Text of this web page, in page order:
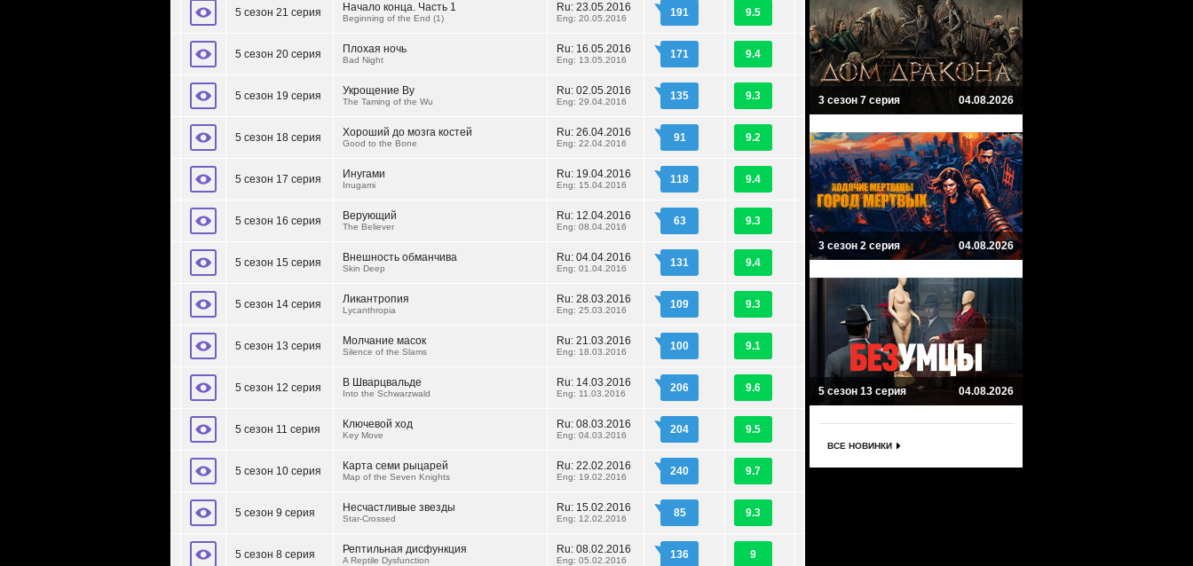
5 сезон 21 серия Начало конца. Часть 1
Beginning of the End (1)
Ru: 23.05.2016
Eng: 20.05.2016 191 9.5
5 сезон 20 серия Плохая ночь
Bad Night
Ru: 16.05.2016
Eng: 13.05.2016 171 9.4
5 сезон 19 серия Укрощение Ву
The Taming of the Wu
Ru: 02.05.2016
Eng: 29.04.2016 135 9.3
5 сезон 18 серия Хороший до мозга костей
Good to the Bone
Ru: 26.04.2016
Eng: 22.04.2016 91 9.2
5 сезон 17 серия Инугами
Inugami
Ru: 19.04.2016
Eng: 15.04.2016 118 9.4
5 сезон 16 серия Верующий
The Believer
Ru: 12.04.2016
Eng: 08.04.2016 63 9.3
5 сезон 15 серия Внешность обманчива
Skin Deep
Ru: 04.04.2016
Eng: 01.04.2016 131 9.4
5 сезон 14 серия Ликантропия
Lycanthropia
Ru: 28.03.2016
Eng: 25.03.2016 109 9.3
5 сезон 13 серия Молчание масок
Silence of the Slams
Ru: 21.03.2016
Eng: 18.03.2016 100 9.1
5 сезон 12 серия В Шварцвальде
Into the Schwarzwald
Ru: 14.03.2016
Eng: 11.03.2016 206 9.6
5 сезон 11 серия Ключевой ход
Key Move
Ru: 08.03.2016
Eng: 04.03.2016 204 9.5
5 сезон 10 серия Карта семи рыцарей
Map of the Seven Knights
Ru: 22.02.2016
Eng: 19.02.2016 240 9.7
5 сезон 9 серия Несчастливые звезды
Star-Crossed
Ru: 15.02.2016
Eng: 12.02.2016 85 9.3
5 сезон 8 серия Рептильная дисфункция
A Reptile Dysfunction
Ru: 08.02.2016
Eng: 05.02.2016 136 9
3 сезон 7 серия 04.08.2026
3 сезон 2 серия 04.08.2026
5 сезон 13 серия 04.08.2026
ВСЕ НОВИНКИ